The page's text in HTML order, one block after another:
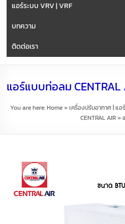
แอร์ระบบ VRV | VRF
บทความ
ติดต่อเรา
แอร์แบบท่อลม CENTRAL
You are here:Home»เครื่องปรับอากาศ | แอร์
CENTRAL AIR»